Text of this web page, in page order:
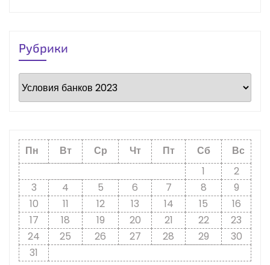
Рубрики
Рубрики
Пн Вт Ср Чт Пт Сб
Вс
1
2
3
4 5 6 7 8
9
10
11 12 13 14 15
16
17
18 19 20 21 22
23
24
25 26 27 28 29
30
31